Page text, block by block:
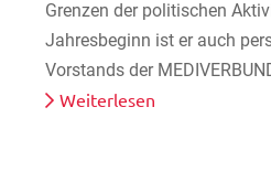
Grenzen der politischen
Jahresbeginn ist er auch
Vorstands der
Weiterlesen